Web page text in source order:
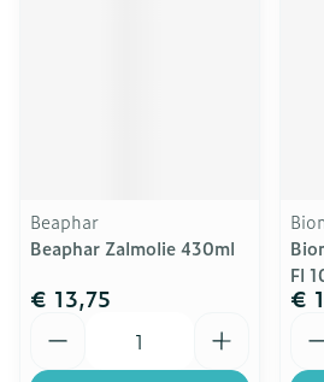
Beaphar
Beaphar Zalmolie 430ml
€ 13,75
Fl
€